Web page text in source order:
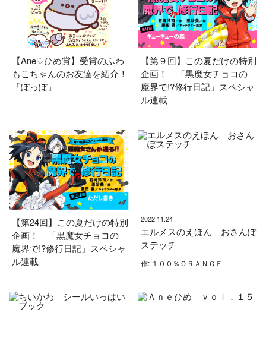
【Ane♡ひめ賞】受賞のふわ
もこちゃんのお友達を紹介！
「ぽっぽ」
【第９回】この夏だけの特別
企画！ 「黒魔女チョコの
魔界で!?修行日記」スペシャ
ル連載
【第24回】この夏だけの特別
企画！ 「黒魔女チョコの
魔界で!?修行日記」スペシャ
ル連載
2022.11.24
エルメスのえほん おさんぽ
ステッチ
作: １００％ＯＲＡＮＧＥ